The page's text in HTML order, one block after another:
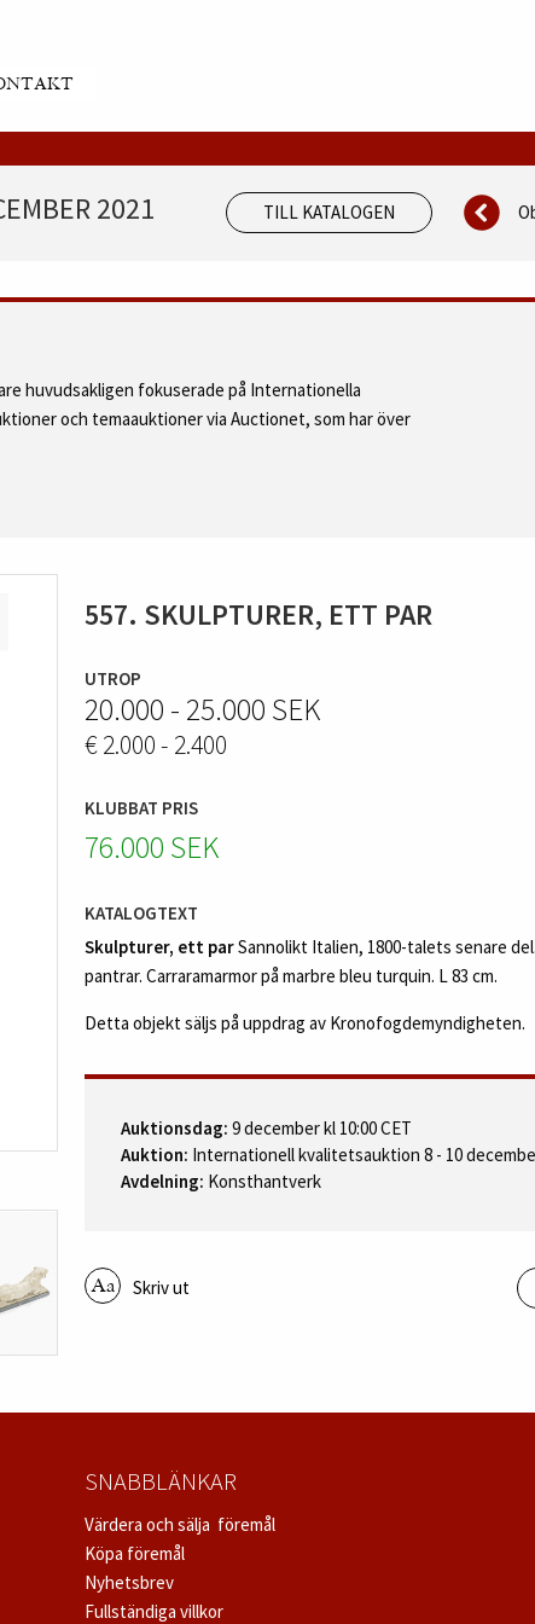
2021 TILL KATALOGEN
huvudsakligen fokuserade på Internationella
och temaauktioner via Auctionet, som har över
557. SKULPTURER, ETT PAR
UTROP
20.000 - 25.000 SEK
€ 2.000 - 2.400
KLUBBAT PRIS
76.000 SEK
KATALOGTEXT
Skulpturer, ett parSannolikt Italien, 1800-talets senare
pantrar. Carraramarmor på marbre bleu turquin. L 83 cm.
Detta objekt säljs på uppdrag av Kronofogdemyndigheten.
Auktionsdag: 9 december kl 10:00 CET
Auktion: Internationell kvalitetsauktion 8 - 10
Avdelning: Konsthantverk
Skriv ut
SNABBLÄNKAR
Värdera och sälja föremål
Köpa föremål
Nyhetsbrev
Fullständiga villkor